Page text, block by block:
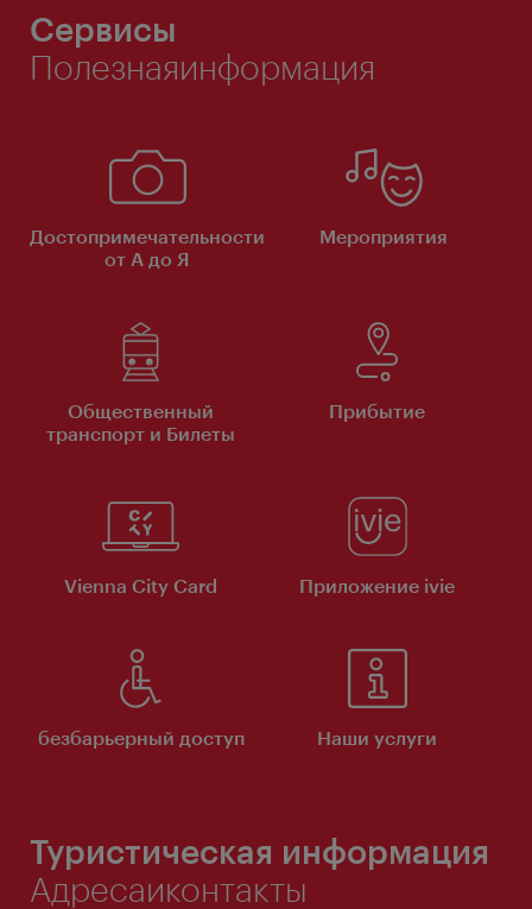
Сервисы
Полезнаяинформация
Достопримечательности
от А до Я
Мероприятия
Общественный
транспорт и Билеты
Прибытие
Vienna City Card Приложение ivie
безбарьерный доступ Наши услуги
Туристическая информация
Адресаиконтакты